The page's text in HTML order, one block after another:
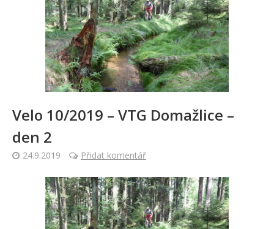
Velo 10/2019 – VTG Domažlice –
den 2
24.9.2019 Přidat komentář